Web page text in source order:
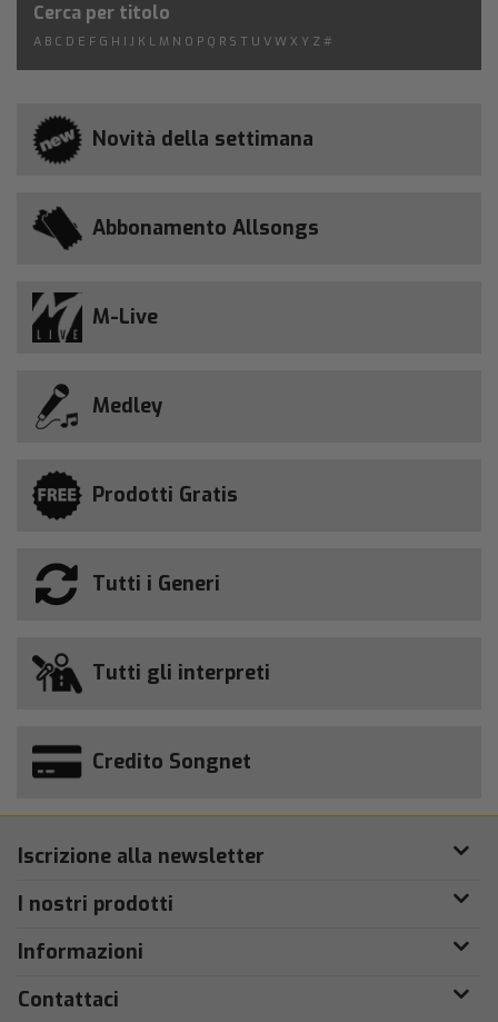
Cerca per titolo
A B C D E F G H I J K L M N O P Q R S T U V W X Y Z #
Novità della settimana
Abbonamento Allsongs
M-Live
Medley
Prodotti Gratis
Tutti i Generi
Tutti gli interpreti
Credito Songnet
Iscrizione alla newsletter
I nostri prodotti
Informazioni
Contattaci